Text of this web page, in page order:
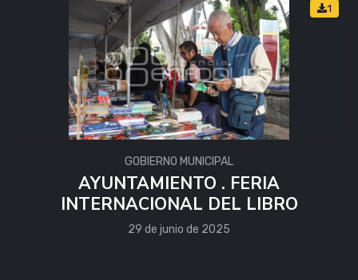
1
GOBIERNO MUNICIPAL
AYUNTAMIENTO . FERIA
INTERNACIONAL DEL LIBRO
29 de junio de 2025